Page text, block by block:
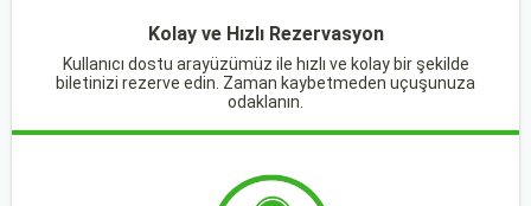
Kolay ve Hızlı Rezervasyon
Kullanıcı dostu arayüzümüz ile hızlı ve kolay bir şekilde
biletinizi rezerve edin. Zaman kaybetmeden uçuşunuza
odaklanın.